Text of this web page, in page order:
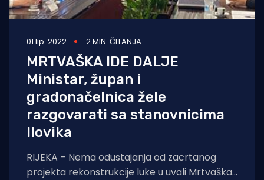
01 lip. 2022 2 MIN. ČITANJA
MRTVAŠKA IDE DALJE
Ministar, župan i
gradonačelnica žele
razgovarati sa stanovnicima
Ilovika
RIJEKA – Nema odustajanja od zacrtanog
projekta rekonstrukcije luke u uvali Mrtvaška